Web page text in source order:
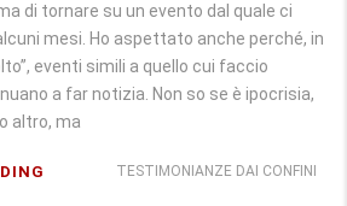
di tornare su un evento dal quale ci
mesi. Ho aspettato anche perché, in
eventi simili a quello cui faccio
a far notizia. Non so se è ipocrisia,
altro, ma
TESTIMONIANZE DAI CONFINI